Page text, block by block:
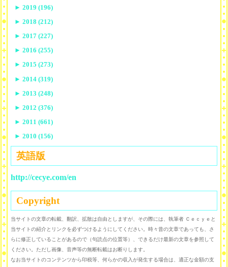
► 2019 (196)
► 2018 (212)
► 2017 (227)
► 2016 (255)
► 2015 (273)
► 2014 (319)
► 2013 (248)
► 2012 (376)
► 2011 (661)
► 2010 (156)
英語版
http://cecye.com/en
Copyright
当サイトの文章の転載、翻訳、拡散は自由としますが、その際には、執筆者 Ｃｅｃｙｅと
当サイトの紹介とリンクを必ずつけるようにしてください。時々昔の文章であっても、さ
らに修正していることがあるので（句読点の位置等）、できるだけ最新の文章を参照して
ください。ただし画像、音声等の無断転載はお断りします。
なお当サイトのコンテンツから印税等、何らかの収入が発生する場合は、適正な金額の支